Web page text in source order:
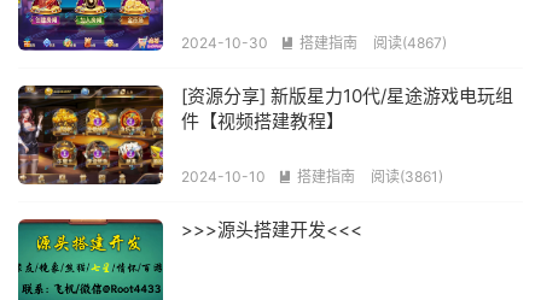
2024-10-30  搭建指南 阅读(4867)
[资源分享] 新版星力10代/星途游戏电玩组
件【视频搭建教程】
2024-10-10  搭建指南 阅读(3861)
>>>源头搭建开发<<<